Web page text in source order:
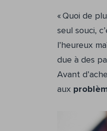
« Quoi de
seul souci,
l’heureux
due à des
Avant
aux